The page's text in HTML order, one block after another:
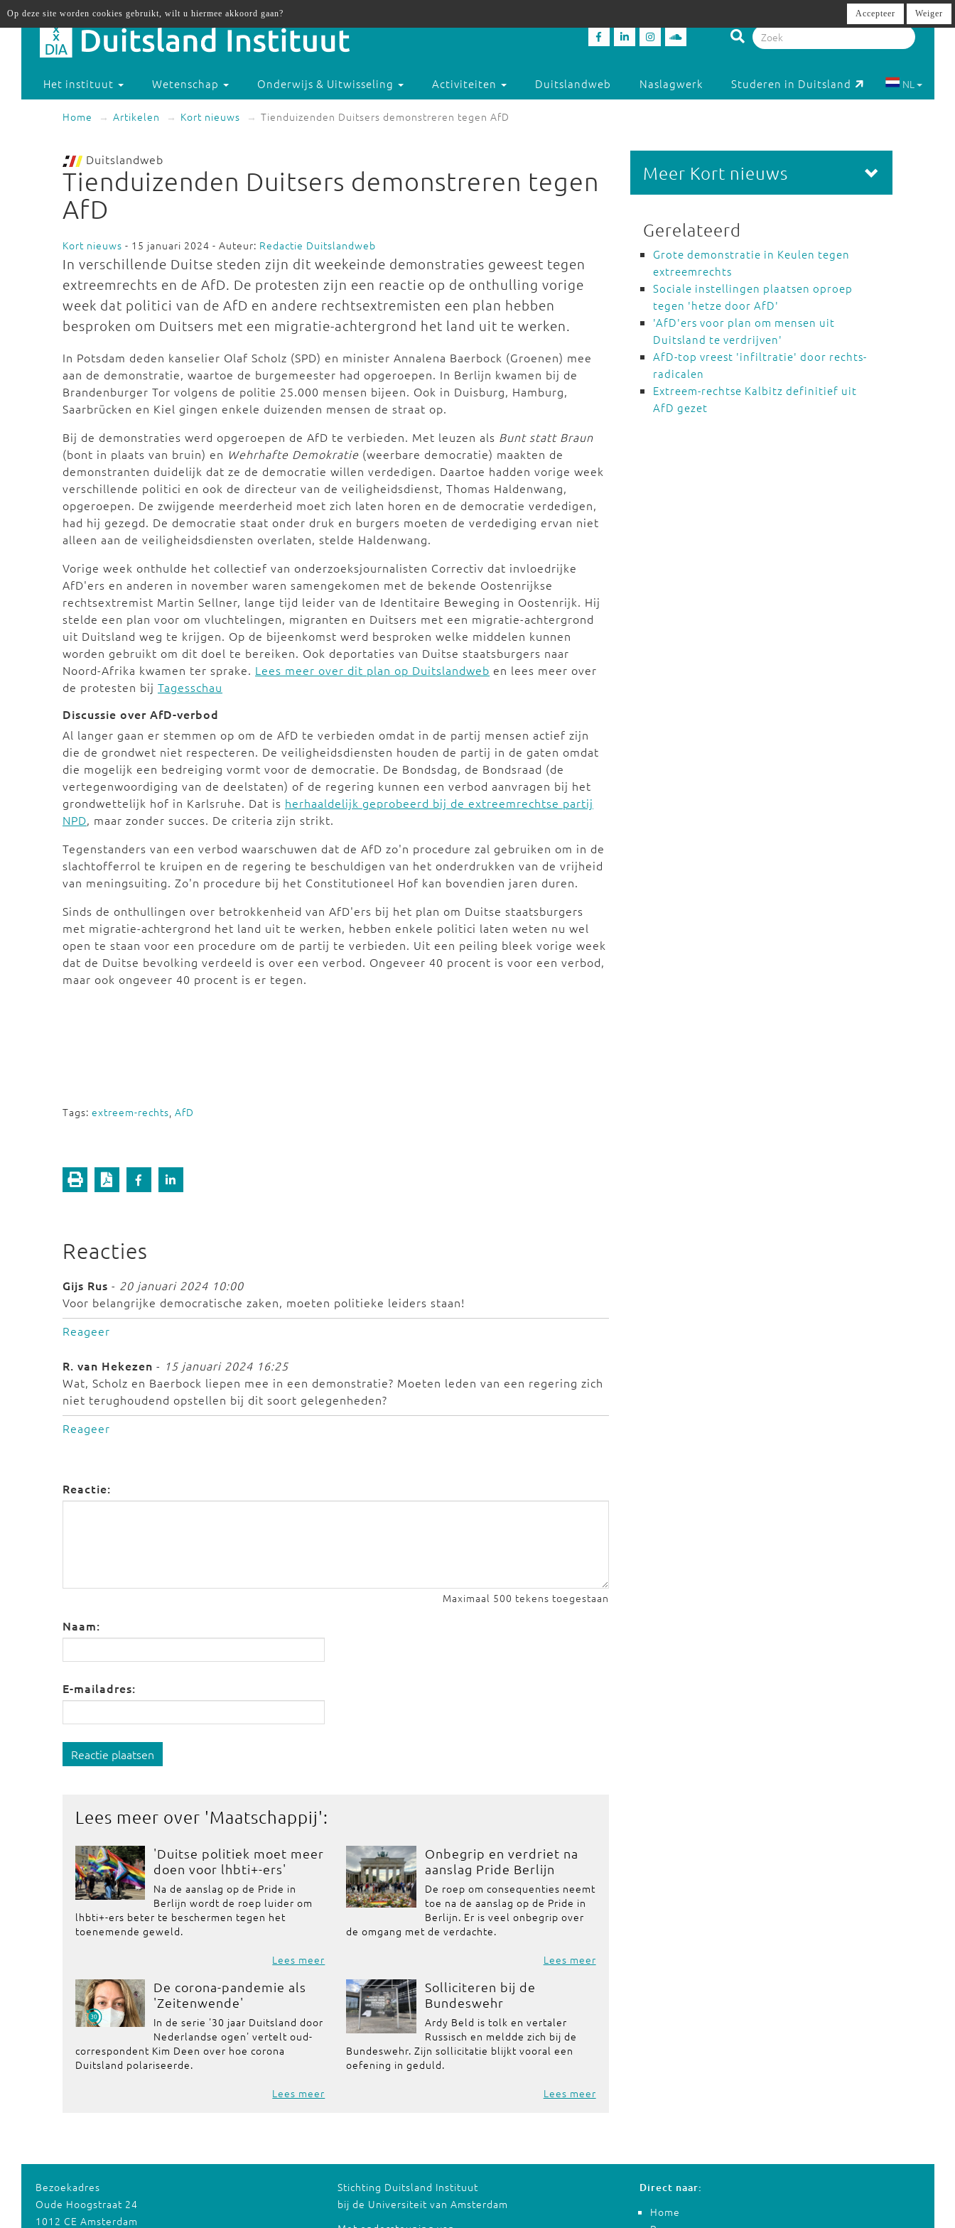
Het instituut Wetenschap Onderwijs & Uitwisseling Activiteiten Duitslandweb Naslagwerk Studeren in Duitsland NL
Home Artikelen Kort nieuws Tienduizenden Duitsers demonstreren tegen AfD
Duitslandweb
Tienduizenden Duitsers demonstreren tegen
AfD
Kort nieuws - 15 januari 2024 - Auteur: Redactie Duitslandweb
In verschillende Duitse steden zijn dit weekeinde demonstraties geweest tegen
extreemrechts en de AfD. De protesten zijn een reactie op de onthulling vorige
week dat politici van de AfD en andere rechtsextremisten een plan hebben
besproken om Duitsers met een migratie-achtergrond het land uit te werken.
In Potsdam deden kanselier Olaf Scholz (SPD) en minister Annalena Baerbock (Groenen) mee
aan de demonstratie, waartoe de burgemeester had opgeroepen. In Berlijn kwamen bij de
Brandenburger Tor volgens de politie 25.000 mensen bijeen. Ook in Duisburg, Hamburg,
Saarbrücken en Kiel gingen enkele duizenden mensen de straat op.
Bij de demonstraties werd opgeroepen de AfD te verbieden. Met leuzen als Bunt statt Braun
(bont in plaats van bruin) en Wehrhafte Demokratie (weerbare democratie) maakten de
demonstranten duidelijk dat ze de democratie willen verdedigen. Daartoe hadden vorige week
verschillende politici en ook de directeur van de veiligheidsdienst, Thomas Haldenwang,
opgeroepen. De zwijgende meerderheid moet zich laten horen en de democratie verdedigen,
had hij gezegd. De democratie staat onder druk en burgers moeten de verdediging ervan niet
alleen aan de veiligheidsdiensten overlaten, stelde Haldenwang.
Vorige week onthulde het collectief van onderzoeksjournalisten Correctiv dat invloedrijke
AfD'ers en anderen in november waren samengekomen met de bekende Oostenrijkse
rechtsextremist Martin Sellner, lange tijd leider van de Identitaire Beweging in Oostenrijk. Hij
stelde een plan voor om vluchtelingen, migranten en Duitsers met een migratie-achtergrond
uit Duitsland weg te krijgen. Op de bijeenkomst werd besproken welke middelen kunnen
worden gebruikt om dit doel te bereiken. Ook deportaties van Duitse staatsburgers naar
Noord-Afrika kwamen ter sprake. Lees meer over dit plan op Duitslandweb en lees meer over
de protesten bij Tagesschau
Discussie over AfD-verbod
Al langer gaan er stemmen op om de AfD te verbieden omdat in de partij mensen actief zijn
die de grondwet niet respecteren. De veiligheidsdiensten houden de partij in de gaten omdat
die mogelijk een bedreiging vormt voor de democratie. De Bondsdag, de Bondsraad (de
vertegenwoordiging van de deelstaten) of de regering kunnen een verbod aanvragen bij het
grondwettelijk hof in Karlsruhe. Dat is herhaaldelijk geprobeerd bij de extreemrechtse partij
NPD, maar zonder succes. De criteria zijn strikt.
Tegenstanders van een verbod waarschuwen dat de AfD zo'n procedure zal gebruiken om in de
slachtofferrol te kruipen en de regering te beschuldigen van het onderdrukken van de vrijheid
van meningsuiting. Zo'n procedure bij het Constitutioneel Hof kan bovendien jaren duren.
Sinds de onthullingen over betrokkenheid van AfD'ers bij het plan om Duitse staatsburgers
met migratie-achtergrond het land uit te werken, hebben enkele politici laten weten nu wel
open te staan voor een procedure om de partij te verbieden. Uit een peiling bleek vorige week
dat de Duitse bevolking verdeeld is over een verbod. Ongeveer 40 procent is voor een verbod,
maar ook ongeveer 40 procent is er tegen.
Tags: extreem-rechts, AfD
Reacties
Gijs Rus - 20 januari 2024 10:00
Voor belangrijke democratische zaken, moeten politieke leiders staan!
Reageer
R. van Hekezen - 15 januari 2024 16:25
Wat, Scholz en Baerbock liepen mee in een demonstratie? Moeten leden van een regering zich
niet terughoudend opstellen bij dit soort gelegenheden?
Reageer
Reactie:
Maximaal 500 tekens toegestaan
Naam:
E-mailadres:
Reactie plaatsen
Lees meer over 'Maatschappij':
'Duitse politiek moet meer
doen voor lhbti+-ers'
Na de aanslag op de Pride in
Berlijn wordt de roep luider om
lhbti+-ers beter te beschermen tegen het
toenemende geweld.
Lees meer
Onbegrip en verdriet na
aanslag Pride Berlijn
De roep om consequenties neemt
toe na de aanslag op de Pride in
Berlijn. Er is veel onbegrip over
de omgang met de verdachte.
Lees meer
De corona-pandemie als
'Zeitenwende'
In de serie '30 jaar Duitsland door
Nederlandse ogen' vertelt oud-
correspondent Kim Deen over hoe corona
Duitsland polariseerde.
Lees meer
Solliciteren bij de
Bundeswehr
Ardy Beld is tolk en vertaler
Russisch en meldde zich bij de
Bundeswehr. Zijn sollicitatie blijkt vooral een
oefening in geduld.
Lees meer
Meer Kort nieuws
Gerelateerd
Grote demonstratie in Keulen tegen
extreemrechts
Sociale instellingen plaatsen oproep
tegen 'hetze door AfD'
'AfD'ers voor plan om mensen uit
Duitsland te verdrijven'
AfD-top vreest 'infiltratie' door rechts-
radicalen
Extreem-rechtse Kalbitz definitief uit
AfD gezet
Bezoekadres
Oude Hoogstraat 24
1012 CE Amsterdam
Stichting Duitsland Instituut
bij de Universiteit van Amsterdam
Direct naar:
Home
Op deze site worden cookies gebruikt, wilt u hiermee akkoord gaan? Accepteer Weiger